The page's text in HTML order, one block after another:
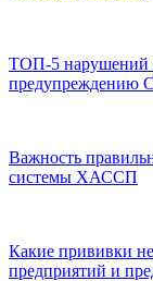
ТОП-5 нарушений
предупреждению
Важность
системы ХАССП
Какие прививки
предприятий и